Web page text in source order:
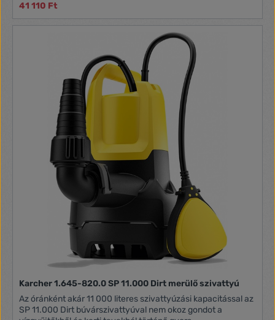
vagy építési gödrök esetében. A szivattyúk akár 30 mm-es
szennyeződéseket is képesek kezelni. Ha a nagyobb
szennyeződés részecskék dugulással fenyegetnek, a
beépített rozsdamentes acél előszűrő lehúzható a szivattyú
járókerék védelme érdekében. A Professional sorozatban is
alkalmazott csúszógyűrűs tömítés extra hosszú
élettartamot biztosít. Sőt, lehetőség van a garancia öt évre
történő meghosszabbítására is. Az úszókapcsoló egyéb
praktikus funkciókat is lehetővé tesz: A vízszint
függvényében automatikusan be- és kikapcsolja a
szivattyút, megakadályozza a szárazon futást, magassága
pedig állítható. Rögzíthető úgy is, hogy a búvárszivattyú
folyamatos működés közben 35 mm mélységig szivattyúzza
ki. A Quick Connect csatlakozómenettel 1", 1 1/4" és 1 1/2"
tömlők gyors és egyszerű csatlakoztatását is lehetővé teszi.
41 110 Ft
Karcher 1.645-820.0 SP 11.000 Dirt merülő szivattyú
Az óránként akár 11 000 literes szivattyúzási kapacitással az
SP 11.000 Dirt búvárszivattyúval nem okoz gondot a